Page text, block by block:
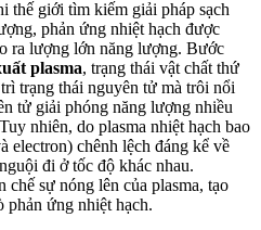
thế giới tìm kiếm giải pháp sạch
phản ứng nhiệt hạch được
ra lượng lớn năng lượng. Bước
plasma, trạng thái vật chất thứ
trạng thái nguyên tử mà trôi nổi
tử giải phóng năng lượng nhiều
nhiên, do plasma nhiệt hạch bao
electron) chênh lệch đáng kể về
đi ở tốc độ khác nhau.
chế sự nóng lên của plasma, tạo
phản ứng nhiệt hạch.